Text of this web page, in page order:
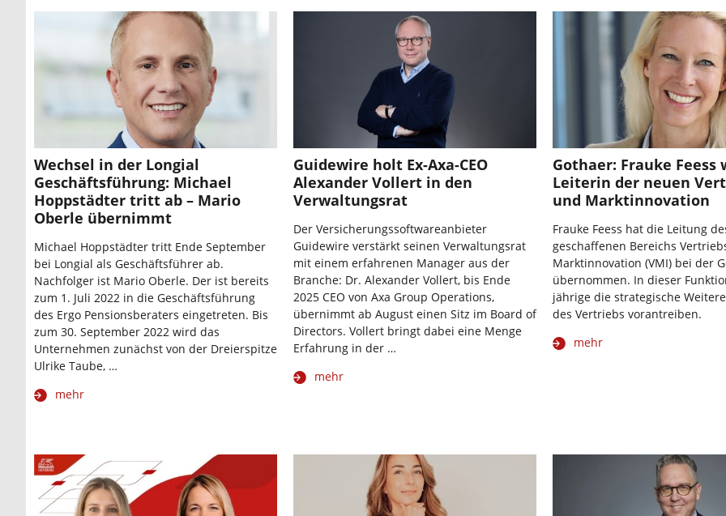
Wechsel in der Longial
Geschäftsführung: Michael
Hoppstädter tritt ab – Mario
Oberle übernimmt
Michael Hoppstädter tritt Ende September
bei Longial als Geschäftsführer ab.
Nachfolger ist Mario Oberle. Der ist bereits
zum 1. Juli 2022 in die Geschäftsführung
des Ergo Pensionsberaters eingetreten. Bis
zum 30. September 2022 wird das
Unternehmen zunächst von der Dreierspitze
Ulrike Taube, …
mehr
Guidewire holt Ex-Axa-CEO
Alexander Vollert in den
Verwaltungsrat
Der Versicherungssoftwareanbieter
Guidewire verstärkt seinen Verwaltungsrat
mit einem erfahrenen Manager aus der
Branche: Dr. Alexander Vollert, bis Ende
2025 CEO von Axa Group Operations,
übernimmt ab August einen Sitz im Board of
Directors. Vollert bringt dabei eine Menge
Erfahrung in der …
mehr
Gothaer: Frauke Feess
Leiterin der neuen
und Marktinnovation
Frauke Feess hat die Leitung
geschaffenen Bereichs
Marktinnovation (VMI) bei der
übernommen. In dieser
jährige die strategische
des Vertriebs vorantreiben.
mehr